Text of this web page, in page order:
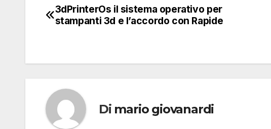
Navigazione
3dPrinterOs il sistema operativo per
stampanti 3d e l’accordo con Rapide
Di mario giovanardi